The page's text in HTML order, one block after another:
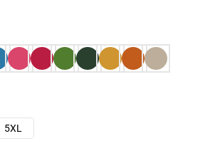
5XL